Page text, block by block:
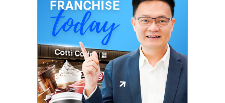
ปรึกษา
การ
ลงทุน